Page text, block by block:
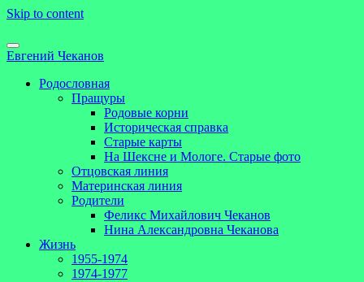
Skip to content
Евгений Чеканов
Родословная
Пращуры
Родовые корни
Историческая справка
Старые карты
На Шексне и Мологе. Старые фото
Отцовская линия
Материнская линия
Родители
Феликс Михайлович Чеканов
Нина Александровна Чеканова
Жизнь
1955-1974
1974-1977